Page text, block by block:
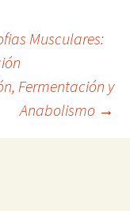
Musculares:
Fermentación y
Anabolismo →